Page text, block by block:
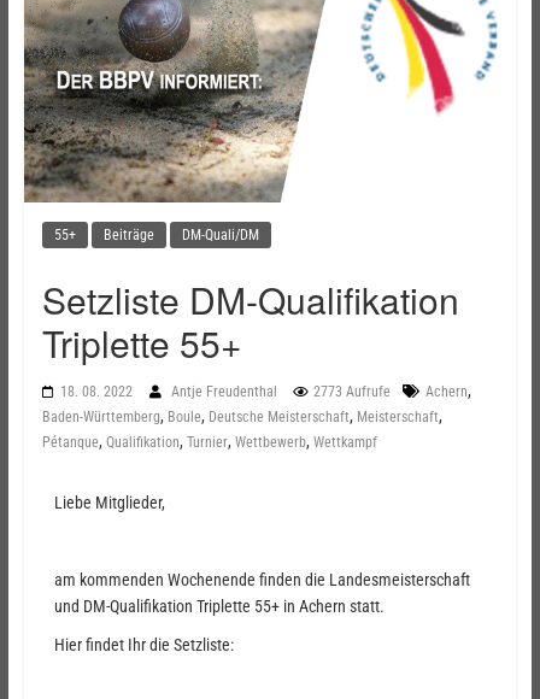
55+ Beiträge DM-Quali/DM
Setzliste DM-Qualifikation
Triplette 55+
18. 08. 2022 Antje Freudenthal 2773 Aufrufe Achern,
Baden-Württemberg, Boule, Deutsche Meisterschaft, Meisterschaft,
Pétanque, Qualifikation, Turnier, Wettbewerb, Wettkampf
Liebe Mitglieder,
am kommenden Wochenende finden die Landesmeisterschaft
und DM-Qualifikation Triplette 55+ in Achern statt.
Hier findet Ihr die Setzliste: